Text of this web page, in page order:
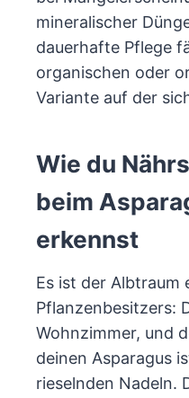
mineralischer
dauerhafte Pflege
organischen oder
Variante auf der
Wie du
beim
erkennst
Es ist der Albtraum
Pflanzenbesitzers:
Wohnzimmer, und
deinen Asparagus
rieselnden Nadeln.